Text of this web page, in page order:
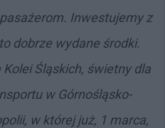
Inwestujemy z
dobrze wydane środki.
Kolei Śląskich, świetny dla
w Górnośląsko-
w której już, 1 marca,